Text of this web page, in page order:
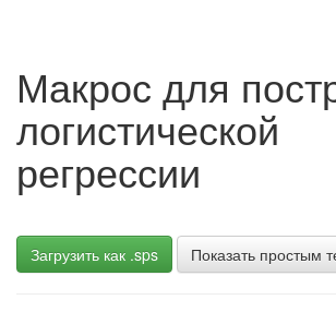
Макрос для
логистической
регрессии
Загрузить как .sps Показать простым